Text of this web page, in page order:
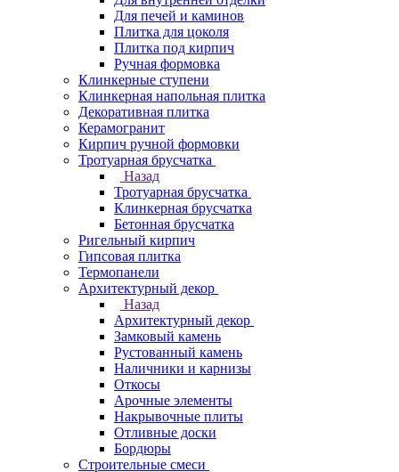
Для печей и каминов
Плитка для цоколя
Плитка под кирпич
Ручная формовка
Клинкерные ступени
Клинкерная напольная плитка
Декоративная плитка
Керамогранит
Кирпич ручной формовки
Тротуарная брусчатка
Назад
Тротуарная брусчатка
Клинкерная брусчатка
Бетонная брусчатка
Ригельный кирпич
Гипсовая плитка
Термопанели
Архитектурный декор
Назад
Архитектурный декор
Замковый камень
Рустованный камень
Наличники и карнизы
Откосы
Арочные элементы
Накрывочные плиты
Отливные доски
Бордюры
Строительные смеси